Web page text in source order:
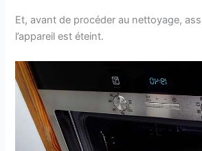
Et, avant de procéder au nettoyage,
l’appareil est éteint.